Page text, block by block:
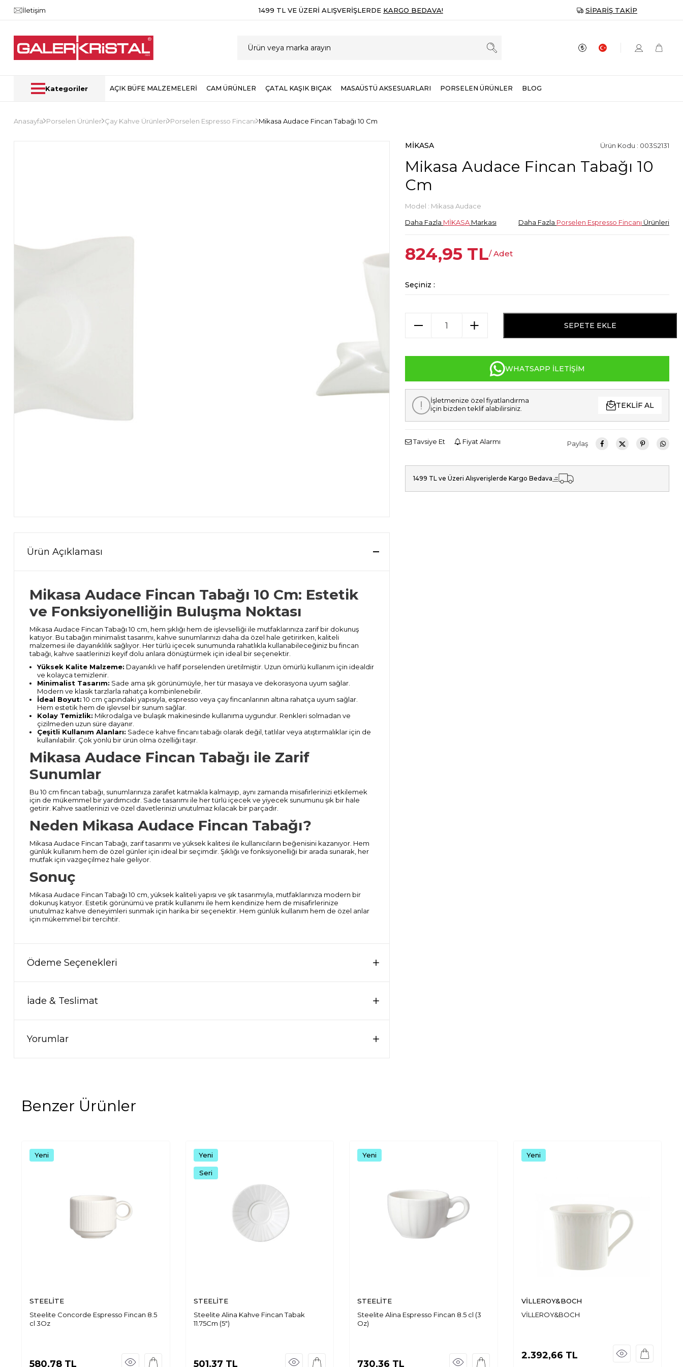
İletişim 1499 TL VE ÜZERI ALIŞVERIŞLERDE KARGO BEDAVA! SIPARIŞ TAKIP
Kategoriler AÇIK BÜFE MALZEMELERİ CAM ÜRÜNLER ÇATAL KAŞIK BIÇAK MASAÜSTÜ AKSESUARLARI PORSELEN ÜRÜNLER BLOG
Anasayfa Porselen Ürünler Çay Kahve Ürünleri Porselen Espresso Fincanı Mikasa Audace Fincan Tabağı 10 Cm
Ürün Açıklaması
Mikasa Audace Fincan Tabağı 10 Cm: Estetik
ve Fonksiyonelliğin Buluşma Noktası
Mikasa Audace Fincan Tabağı 10 cm, hem şıklığı hem de işlevselliği ile mutfaklarınıza zarif bir dokunuş
katıyor. Bu tabağın minimalist tasarımı, kahve sunumlarınızı daha da özel hale getirirken, kaliteli
malzemesi ile dayanıklılık sağlıyor. Her türlü içecek sunumunda rahatlıkla kullanabileceğiniz bu fincan
tabağı, kahve saatlerinizi keyif dolu anlara dönüştürmek için ideal bir seçenektir.
Yüksek Kalite Malzeme: Dayanıklı ve hafif porselenden üretilmiştir. Uzun ömürlü kullanım için idealdir
ve kolayca temizlenir.
Minimalist Tasarım: Sade ama şık görünümüyle, her tür masaya ve dekorasyona uyum sağlar.
Modern ve klasik tarzlarla rahatça kombinlenebilir.
İdeal Boyut:10 cm çapındaki yapısıyla, espresso veya çay fincanlarının altına rahatça uyum sağlar.
Hem estetik hem de işlevsel bir sunum sağlar.
Kolay Temizlik: Mikrodalga ve bulaşık makinesinde kullanıma uygundur. Renkleri solmadan ve
çizilmeden uzun süre dayanır.
Çeşitli Kullanım Alanları: Sadece kahve fincanı tabağı olarak değil, tatlılar veya atıştırmalıklar için de
kullanılabilir. Çok yönlü bir ürün olma özelliği taşır.
Mikasa Audace Fincan Tabağı ile Zarif
Sunumlar
Bu 10 cm fincan tabağı, sunumlarınıza zarafet katmakla kalmayıp, aynı zamanda misafirlerinizi etkilemek
için de mükemmel bir yardımcıdır. Sade tasarımı ile her türlü içecek ve yiyecek sunumunu şık bir hale
getirir. Kahve saatlerinizi ve özel davetlerinizi unutulmaz kılacak bir parçadır.
Neden Mikasa Audace Fincan Tabağı?
Mikasa Audace Fincan Tabağı, zarif tasarımı ve yüksek kalitesi ile kullanıcıların beğenisini kazanıyor. Hem
günlük kullanım hem de özel günler için ideal bir seçimdir. Şıklığı ve fonksiyonelliği bir arada sunarak, her
mutfak için vazgeçilmez hale geliyor.
Sonuç
Mikasa Audace Fincan Tabağı 10 cm, yüksek kaliteli yapısı ve şık tasarımıyla, mutfaklarınıza modern bir
dokunuş katıyor. Estetik görünümü ve pratik kullanımı ile hem kendinize hem de misafirlerinize
unutulmaz kahve deneyimleri sunmak için harika bir seçenektir. Hem günlük kullanım hem de özel anlar
için mükemmel bir tercihtir.
Ödeme Seçenekleri
İade & Teslimat
Yorumlar
MİKASA Ürün Kodu : 003S2131
Mikasa Audace Fincan Tabağı 10
Cm
Model : Mikasa Audace
Daha Fazla MİKASA Markası Daha Fazla Porselen Espresso Fincanı Ürünleri
824,95 TL/ Adet
Seçiniz :
SEPETE EKLE
WHATSAPP İLETIŞIM
İşletmenize özel fiyatlandırma
için bizden teklif alabilirsiniz.
TEKLIF AL
Tavsiye Et Fiyat Alarmı Paylaş
1499 TL ve Üzeri Alışverişlerde Kargo Bedava
Benzer Ürünler
Yeni
STEELİTE
Steelite Concorde Espresso Fincan 8.5
cl 3Oz
580,78 TL
Yeni
Seri
STEELİTE
Steelite Alina Kahve Fincan Tabak
11.75Cm (5")
501,37 TL
Yeni
STEELİTE
Steelite Alina Espresso Fincan 8.5 cl (3
Oz)
730,36 TL
Yeni
VİLLEROY&BOCH
VİLLEROY&BOCH
2.392,66 TL